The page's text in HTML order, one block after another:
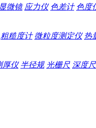
显微镜 应力仪 色差计 色度
粗糙度计 微粒度测定仪 热
厚仪 半径规 光栅尺 深度尺